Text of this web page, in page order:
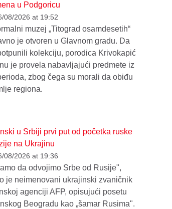
u Podgoricu
08/2026 at 19:52
muzej „Titograd osamdesetih“
je otvoren u Glavnom gradu. Da
kolekciju, porodica Krivokapić
je provela nabavljajući predmete iz
zbog čega su morali da obiđu
regiona.
u Srbiji prvi put od početka ruske
na Ukrajinu
08/2026 at 19:36
da odvojimo Srbe od Rusije",
je neimenovani ukrajinski zvaničnik
agenciji AFP, opisujući posetu
Beogradu kao „šamar Rusima".